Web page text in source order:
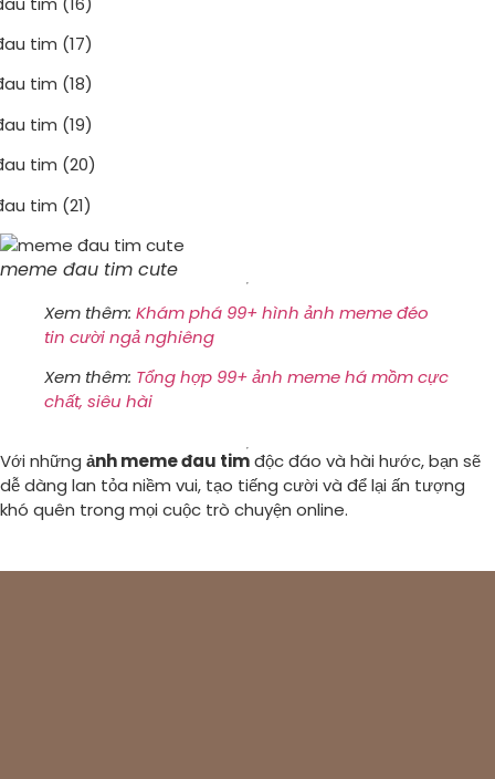
meme đau tim cute
Xem thêm: Khám phá 99+ hình ảnh meme đéo
tin cười ngả nghiêng
Xem thêm: Tổng hợp 99+ ảnh meme há mồm cực
chất, siêu hài
Với những ảnh meme đau timđộc đáo và hài hước, bạn sẽ
dễ dàng lan tỏa niềm vui, tạo tiếng cười và để lại ấn tượng
khó quên trong mọi cuộc trò chuyện online.